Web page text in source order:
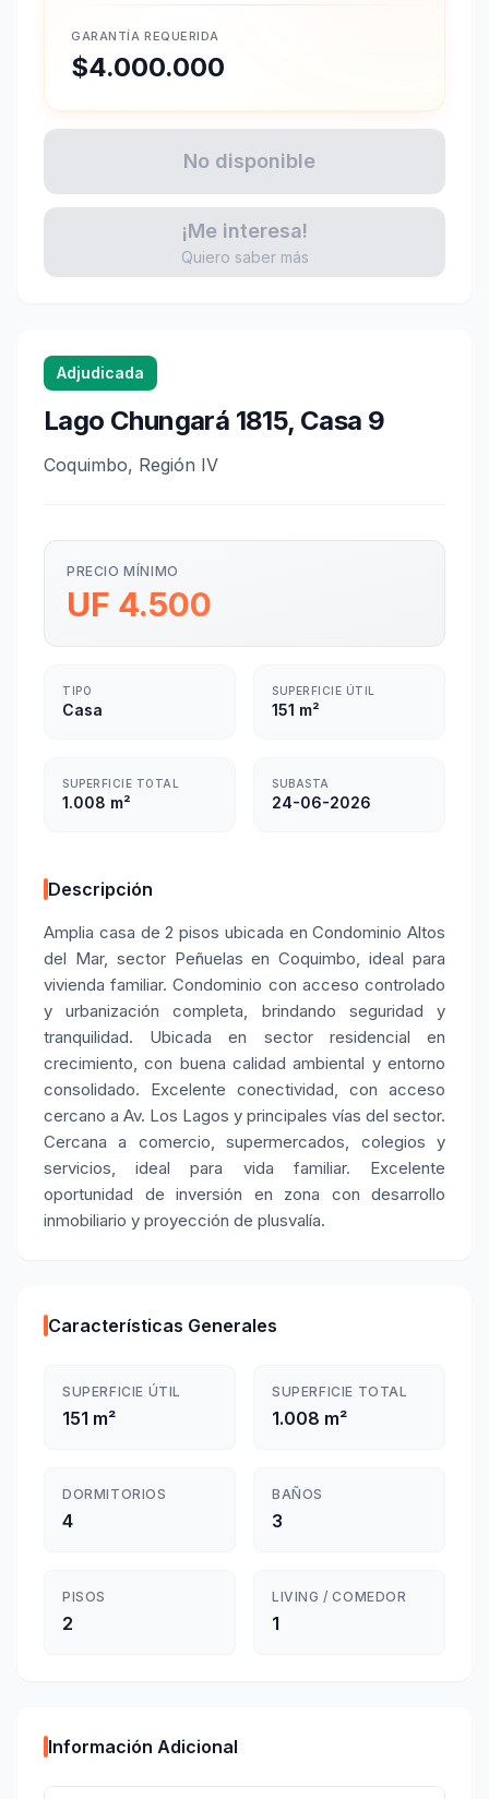
Adjudicada
Lago Chungará 1815, Casa 9
Coquimbo, Región IV
PRECIO MÍNIMO
UF 4.500
TIPO
Casa
SUPERFICIE ÚTIL
151 m²
SUPERFICIE TOTAL
1.008 m²
SUBASTA
24-06-2026
Descripción
Amplia casa de 2 pisos ubicada en Condominio Altos
del Mar, sector Peñuelas en Coquimbo, ideal para
vivienda familiar. Condominio con acceso controlado
y urbanización completa, brindando seguridad y
tranquilidad. Ubicada en sector residencial en
crecimiento, con buena calidad ambiental y entorno
consolidado. Excelente conectividad, con acceso
cercano a Av. Los Lagos y principales vías del sector.
Cercana a comercio, supermercados, colegios y
servicios, ideal para vida familiar. Excelente
oportunidad de inversión en zona con desarrollo
inmobiliario y proyección de plusvalía.
Características Generales
SUPERFICIE ÚTIL
151 m²
SUPERFICIE TOTAL
1.008 m²
DORMITORIOS
4
BAÑOS
3
PISOS
2
LIVING / COMEDOR
1
Información Adicional
GARANTÍA REQUERIDA
$4.000.000
No disponible
¡Me interesa!
Quiero saber más